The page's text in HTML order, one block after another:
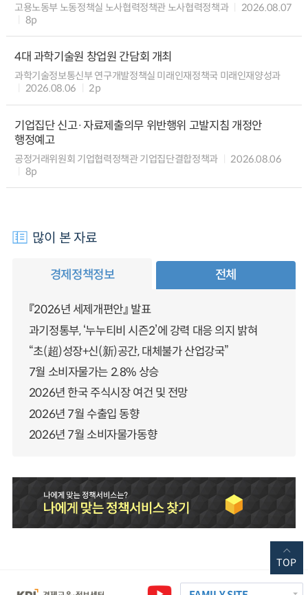
고용노동부 노동정책실 노사협력정책관 노사협력정책과
2026.08.07
8p
4대 과학기술원 창업원 간담회 개최
과학기술정보통신부 연구개발정책실 미래인재정책국 미래인재양성과
2026.08.06
2p
기업집단 신고·자료제출의무 위반행위 고발지침 개정안
행정예고
공정거래위원회 기업협력정책관 기업집단결합정책과
2026.08.06
8p
많이 본 자료
경제정책정보 전체
『2026년 세제개편안』 발표
과기정통부, ‘누누티비 시즌2’에 강력 대응 의지 밝혀
“초(超)성장+신(新)공간, 대체불가 산업강국”
7월 소비자물가는 2.8% 상승
2026년 한국 주식시장 여건 및 전망
2026년 7월 수출입 동향
2026년 7월 소비자물가동향
TOP